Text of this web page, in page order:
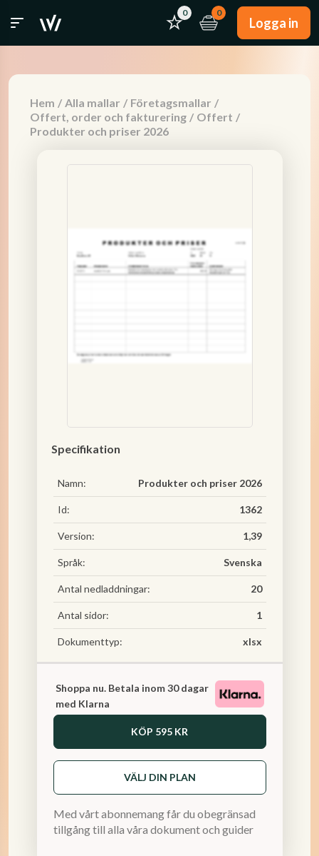
0 0
Logga in
Hem / Alla mallar / Företagsmallar /
Offert, order och fakturering / Offert /
Produkter och priser 2026
Specifikation
Namn: Produkter och priser 2026
Id: 1362
Version: 1,39
Språk: Svenska
Antal nedladdningar: 20
Antal sidor: 1
Dokumenttyp: xlsx
Shoppa nu. Betala inom 30 dagar
med Klarna
KÖP 595 KR
VÄLJ DIN PLAN
Med vårt abonnemang får du obegränsad
tillgång till alla våra dokument och guider